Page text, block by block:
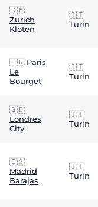
🇨🇭
Zurich
Kloten
🇮🇹
Turin
🇫🇷 Paris
Le
Bourget
🇮🇹
Turin
🇬🇧
Londres
City
🇮🇹
Turin
🇪🇸
Madrid
Barajas
🇮🇹
Turin